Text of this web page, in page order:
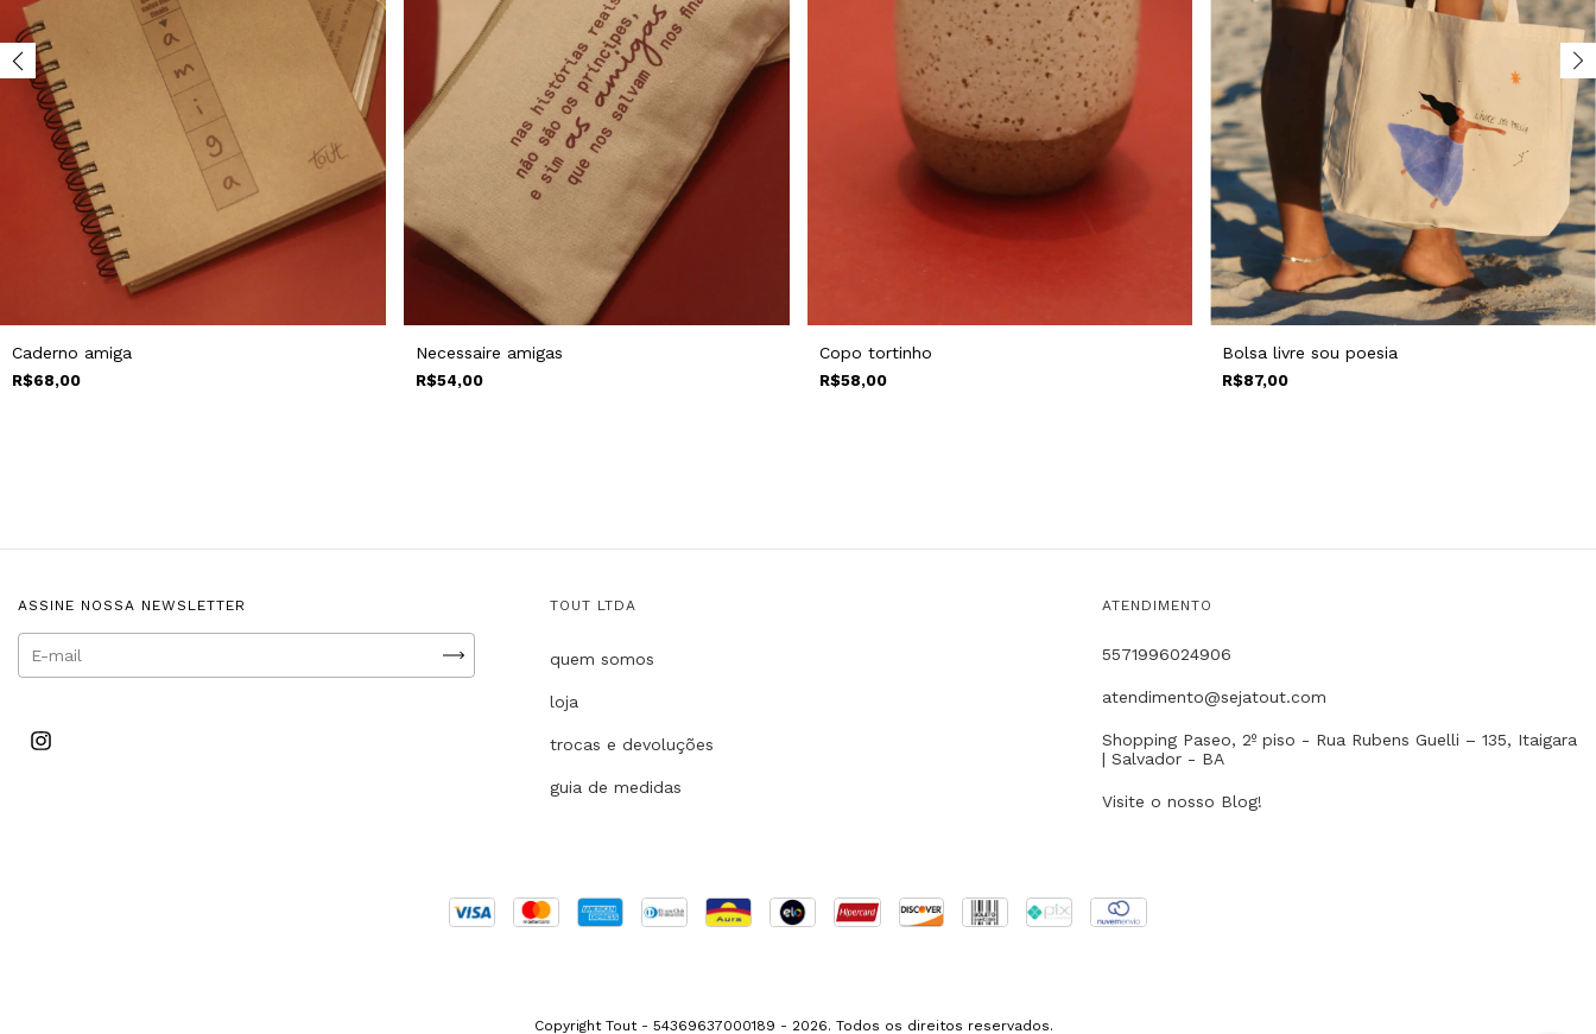
Caderno amiga
R$68,00
Necessaire amigas
R$54,00
Copo tortinho
R$58,00
Bolsa livre sou poesia
R$87,00
ASSINE NOSSA NEWSLETTER TOUT LTDA
quem somos
loja
trocas e devoluções
guia de medidas
ATENDIMENTO
5571996024906
atendimento@sejatout.com
Shopping Paseo, 2º piso - Rua Rubens Guelli – 135, Itaigara
| Salvador - BA
Visite o nosso Blog!
Copyright Tout - 54369637000189 - 2026. Todos os direitos reservados.